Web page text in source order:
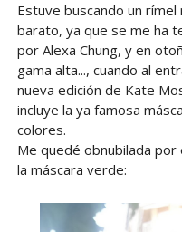
Estuve buscando un
barato, ya que se me ha
por Alexa Chung, y en
gama alta..., cuando al
nueva edición de Kate
incluye la ya famosa
colores.
Me quedé obnubilada
la máscara verde: